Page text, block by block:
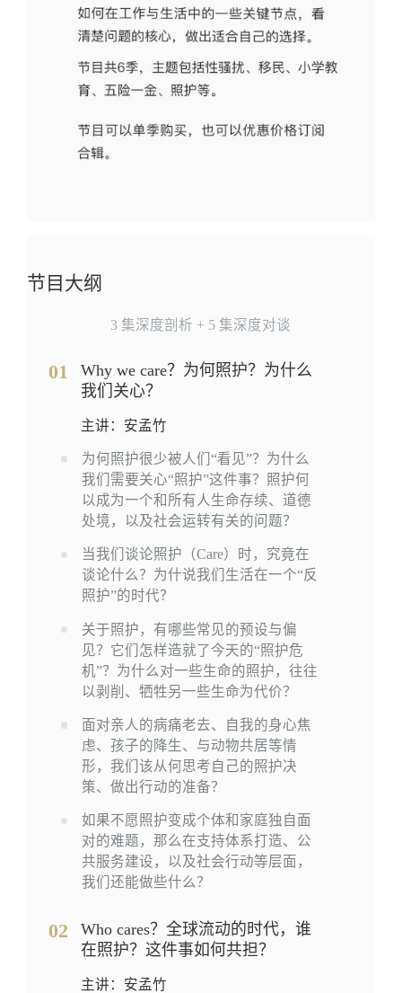
节目大纲
3 集深度剖析 + 5 集深度对谈
01
Why we care？为何照护？为什么
我们关心？
主讲：安孟竹
为何照护很少被人们“看见”？为什么
我们需要关心“照护”这件事？照护何
以成为一个和所有人生命存续、道德
处境，以及社会运转有关的问题？
当我们谈论照护（Care）时，究竟在
谈论什么？为什说我们生活在一个“反
照护”的时代？
关于照护，有哪些常见的预设与偏
见？它们怎样造就了今天的“照护危
机”？为什么对一些生命的照护，往往
以剥削、牺牲另一些生命为代价？
面对亲人的病痛老去、自我的身心焦
虑、孩子的降生、与动物共居等情
形，我们该从何思考自己的照护决
策、做出行动的准备？
如果不愿照护变成个体和家庭独自面
对的难题，那么在支持体系打造、公
共服务建设，以及社会行动等层面，
我们还能做些什么？
02
Who cares？全球流动的时代，谁
在照护？这件事如何共担？
主讲：安孟竹